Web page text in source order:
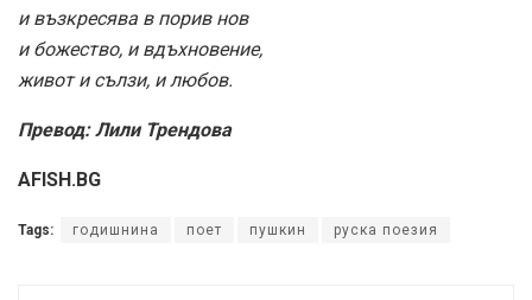
и възкресява в порив нов
и божество, и вдъхновение,
живот и сълзи, и любов.
Превод: Лили Трендова
AFISH.BG
Tags: годишнина поет пушкин руска поезия